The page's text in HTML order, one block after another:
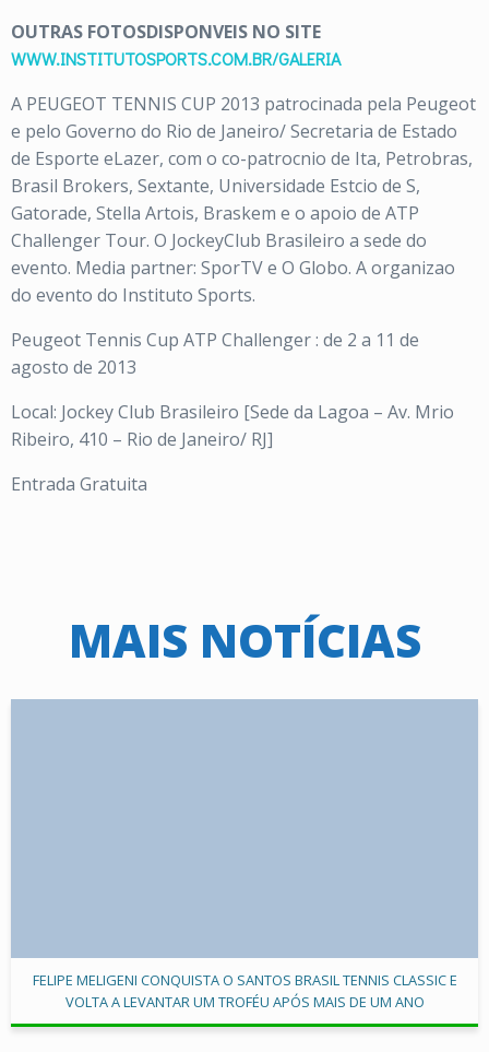
OUTRAS FOTOSDISPONVEIS NO SITE
WWW.INSTITUTOSPORTS.COM.BR/GALERIA
A PEUGEOT TENNIS CUP 2013 patrocinada pela Peugeot
e pelo Governo do Rio de Janeiro/ Secretaria de Estado
de Esporte eLazer, com o co-patrocnio de Ita, Petrobras,
Brasil Brokers, Sextante, Universidade Estcio de S,
Gatorade, Stella Artois, Braskem e o apoio de ATP
Challenger Tour. O JockeyClub Brasileiro a sede do
evento. Media partner: SporTV e O Globo. A organizao
do evento do Instituto Sports.
Peugeot Tennis Cup ATP Challenger : de 2 a 11 de
agosto de 2013
Local: Jockey Club Brasileiro [Sede da Lagoa – Av. Mrio
Ribeiro, 410 – Rio de Janeiro/ RJ]
Entrada Gratuita
MAIS NOTÍCIAS
FELIPE MELIGENI CONQUISTA O SANTOS BRASIL TENNIS CLASSIC E
VOLTA A LEVANTAR UM TROFÉU APÓS MAIS DE UM ANO